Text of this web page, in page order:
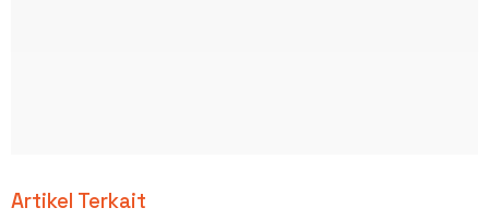
Artikel Terkait